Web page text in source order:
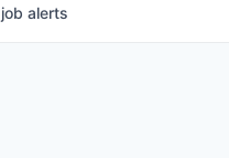
job alerts